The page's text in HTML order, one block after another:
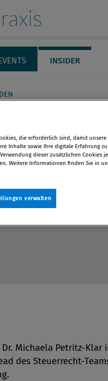
INSIDER
Dr. Michaela Petritz-Klar
des ­Steuerrecht-
die erforderlich sind, damit
Inhalte sowie Ihre digitale Erfahrung
dieser zusätzlichen Cookies
Weitere Informationen finden Sie in
verwalten